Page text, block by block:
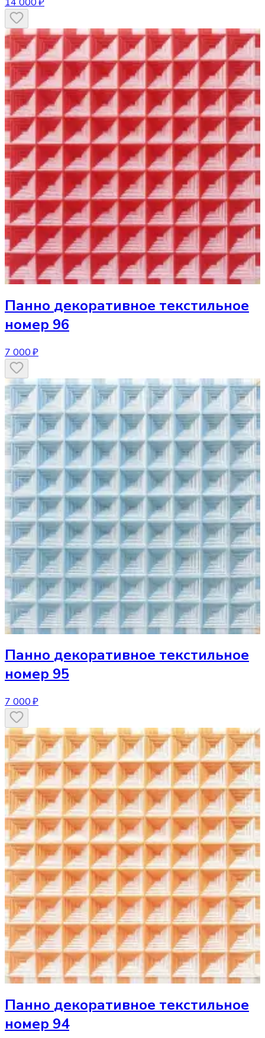
Панно декоративное текстильное
номер 96
7 000 ₽
Панно декоративное текстильное
номер 95
7 000 ₽
Панно декоративное текстильное
номер 94